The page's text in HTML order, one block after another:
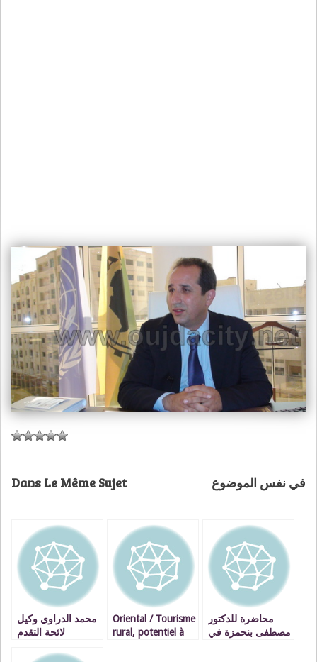
Dans Le Même Sujet في نفس الموضوع
محمد الدراوي وكيل
لائحة التقدم
لنصوت على برنامج
Oriental / Tourisme
rural, potentiel à
محاضرة للدكتور
مصطفى بنحمزة في